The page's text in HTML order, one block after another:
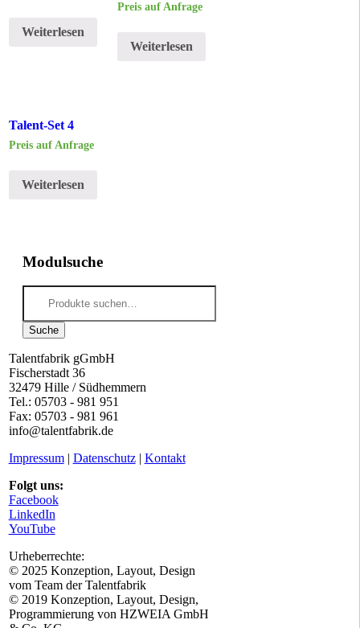
Weiterlesen
Preis auf Anfrage
Weiterlesen
Talent-Set 4
Preis auf Anfrage
Weiterlesen
Modulsuche
nach:
Suche
Talentfabrik gGmbH
Fischerstadt 36
32479 Hille / Südhemmern
Tel.: 05703 - 981 951
Fax: 05703 - 981 961
info@talentfabrik.de
Impressum| Datenschutz| Kontakt
Folgt uns:
Facebook
LinkedIn
YouTube
Urheberrechte:
© 2025 Konzeption, Layout, Design
vom Team der Talentfabrik
© 2019 Konzeption, Layout, Design,
Programmierung von HZWEIA GmbH